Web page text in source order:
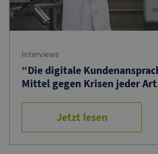
Interviews
“Die digitale
Mittel gegen Krisen jeder
Jetzt lesen